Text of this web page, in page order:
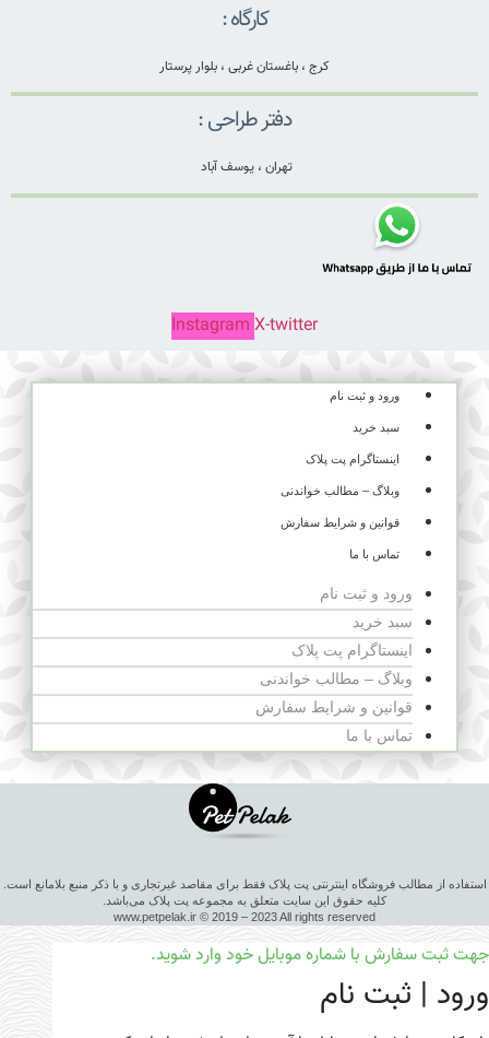
کارگاه :
کرج ، باغستان غربی ، بلوار پرستار
دفتر طراحی :
تهران ، یوسف آباد
Instagram X-twitter
ورود و ثبت نام
سبد خرید
اینستاگرام پت پلاک
وبلاگ – مطالب خواندنی
قوانین و شرایط سفارش
تماس با ما
ورود و ثبت نام
سبد خرید
اینستاگرام پت پلاک
وبلاگ – مطالب خواندنی
قوانین و شرایط سفارش
تماس با ما
استفاده از مطالب فروشگاه اینترنتی پت پلاک فقط برای مقاصد غیرتجاری و با ذکر منبع بلامانع است.
کلیه حقوق این سایت متعلق به مجموعه پت پلاک می‌باشد.
www.petpelak.ir © 2019 – 2023 All rights reserved
جهت ثبت سفارش با شماره موبایل خود وارد شوید.
ورود | ثبت نام